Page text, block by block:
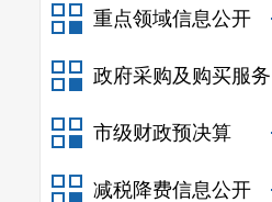
重点领域信息公开
政府采购及购买服务
市级财政预决算
减税降费信息公开